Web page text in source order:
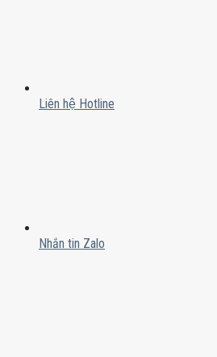
Liên hệ Hotline
Nhắn tin Zalo